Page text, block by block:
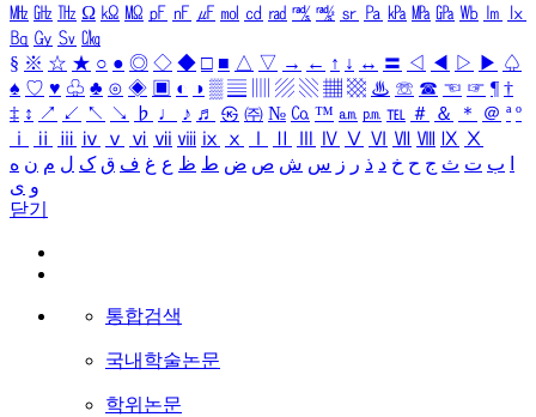
㎒ ㎓ ㎔ Ω ㏀ ㏁ ㎊ ㎋ ㎌ ㏖ ㏅ ㎭ ㎮ ㎯ ㏛ ㎩ ㎪ ㎫ ㎬ ㏝ ㏐
㏓
㏃ ㏉ ㏜ ㏆
§ ※ ☆ ★ ○ ● ◎ ◇ ◆ □ ■ △ ▽ → ← ↑ ↓ ↔ 〓 ◁ ◀ ▷ ▶ ♤
♠ ♡ ♥ ♧ ♣ ⊙ ◈ ▣ ◐ ◑ ▒ ▤ ▨ ▧ ▦ ▩ ♨ ☏ ☎ ☜ ☞ ¶ †
‡ ↕ ↗ ↙ ↖ ↘ ♭ ♩ ♪ ♬ ㉿ ㈜ № ㏇ ™ ㏂ ㏘ ℡ ＃ ＆ ＊ ＠ ª º
ⅰ
ⅱ ⅲ ⅳ ⅴ ⅵ ⅶ ⅷ ⅸ ⅹ Ⅳ Ⅴ Ⅵ Ⅶ Ⅷ Ⅸ Ⅹ
ب ت ث ج ح خ د ذ ر ز س ش ص ض ط ظ ع غ ف ق ک ل م ن ه
و ی
닫기
통합검색
국내학술논문
학위논문